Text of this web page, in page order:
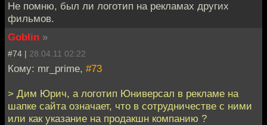
Не помню, был ли логотип на рекламах других
фильмов.
Goblin »
#74 | 28.04.11 02:22
Кому: mr_prime, #73
> Дим Юрич, а логотип Юниверсал в рекламе на
шапке сайта означает, что в сотрудничестве с ними
или как указание на продакшн компанию ?